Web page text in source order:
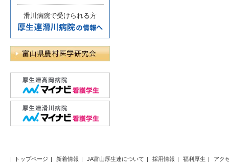
滑川病院で受けられる方
トップページ 新着情報 JA富山厚生連について 採用情報 福利厚生 アク